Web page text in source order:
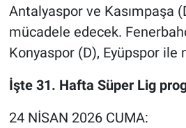
Antalyaspor ve Kasımpaşa
mücadele edecek.
Konyaspor (D), Eyüpspor ile
İşte 31. Hafta Süper Lig
24 NİSAN 2026 CUMA: